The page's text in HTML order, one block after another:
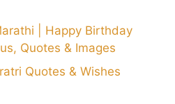
| Happy Birthday
Quotes & Images
Quotes & Wishes